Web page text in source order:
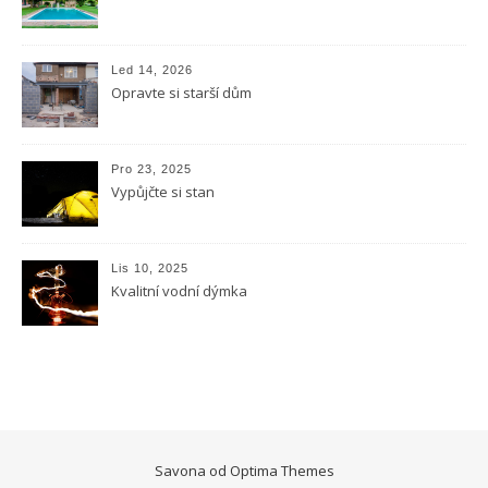
Led 14, 2026
Opravte si starší dům
Pro 23, 2025
Vypůjčte si stan
Lis 10, 2025
Kvalitní vodní dýmka
Savona od Optima Themes